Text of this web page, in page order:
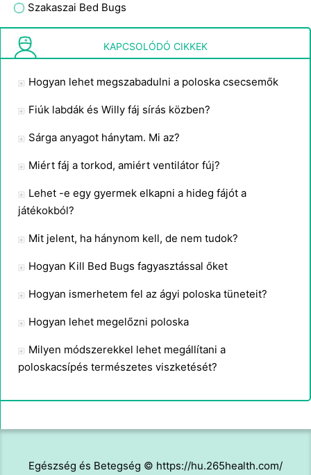
Szakaszai Bed Bugs
Hol találok információk Bed Bugs ?
KAPCSOLÓDÓ CIKKEK
Hogyan lehet megszabadulni a poloska csecsemők
Fiúk labdák és Willy fáj sírás közben?
Sárga anyagot hánytam. Mi az?
Miért fáj a torkod, amiért ventilátor fúj?
Lehet -e egy gyermek elkapni a hideg fájót a
játékokból?
Mit jelent, ha hánynom kell, de nem tudok?
Hogyan Kill Bed Bugs fagyasztással őket
Hogyan ismerhetem fel az ágyi poloska tüneteit?
Hogyan lehet megelőzni poloska
Milyen módszerekkel lehet megállítani a
poloskacsípés természetes viszketését?
Egészség és Betegség © https://hu.265health.com/